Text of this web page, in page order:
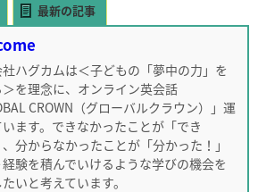
最新の記事
ハグカムは＜子どもの「夢中の力」を
を理念に、オンライン英会話
CROWN（グローバルクラウン）」運
ます。できなかったことが「でき
分からなかったことが「分かった！」
経験を積んでいけるような学びの機会を
いと考えています。